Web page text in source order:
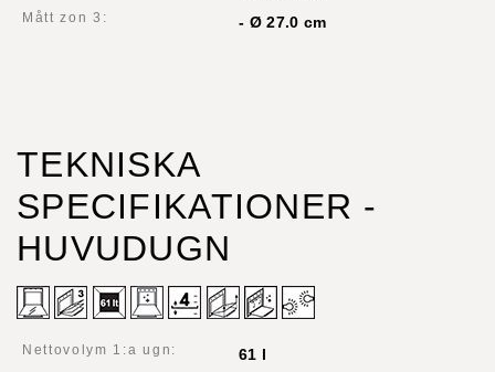
Mått zon 3: - Ø 27.0 cm
TEKNISKA
SPECIFIKATIONER -
HUVUDUGN
Nettovolym 1:a ugn: 61 l